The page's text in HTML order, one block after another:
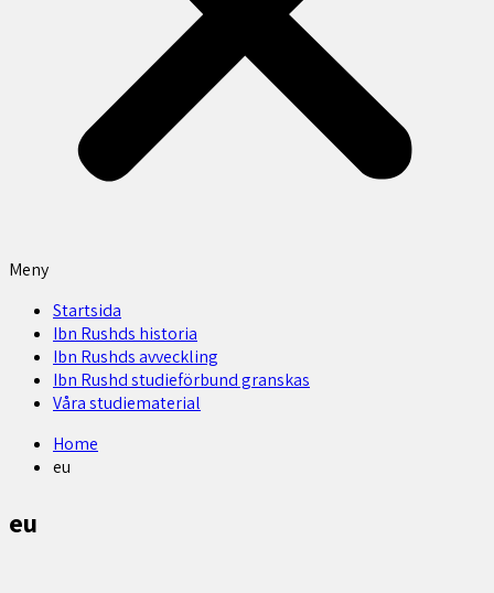
Meny
Startsida
Ibn Rushds historia
Ibn Rushds avveckling
Ibn Rushd studieförbund granskas​
Våra studiematerial
Home
eu
eu